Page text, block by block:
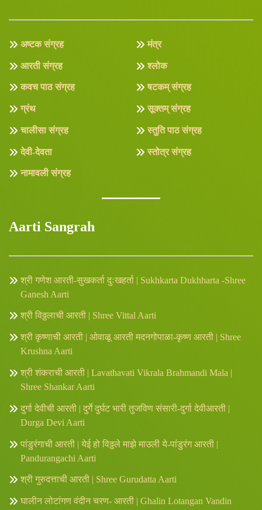
अष्टक संग्रह
आरती संग्रह
कवच पाठ संग्रह
ग्रंथ
चालीसा संग्रह
देवी-देवता
नामावली संग्रह
मंत्र
श्लोक
षटकम् संग्रह
सूक्तम् संग्रह
स्तुति पाठ संग्रह
स्तोत्र संग्रह
Aarti Sangrah
श्री गणेश आरती-सुखकर्ता दुःखहर्ता | Sukhkarta Dukhharta -Shree
Ganesh Aarti
श्री विठ्ठलाची आरती | Shree Vittal Aarti
श्री कृष्णाची आरती | ओवाळू आरती मदनगोपाळा-कृष्ण आरती | Shree
Krushna Aarti
श्री शंकराची आरती | Lavathavati Vikrala Brahmandi Mala |
Shree Shankar Aarti
दुर्गा देवीची आरती | दुर्गे दुर्घट भारी तुजविण संसारी-दुर्गा देवीआरती |
Durga Devi Aarti
पांडुरंगाची आरती | येई हो विठ्ठले माझे माउली ये-पांडुरंग आरती |
Pandurangachi Aarti
श्री गुरुदत्ताची आरती | Shree Gurudatta Aarti
घालीन लोटांगण वंदीन चरण- आरती | Ghalin Lotangan Vandin